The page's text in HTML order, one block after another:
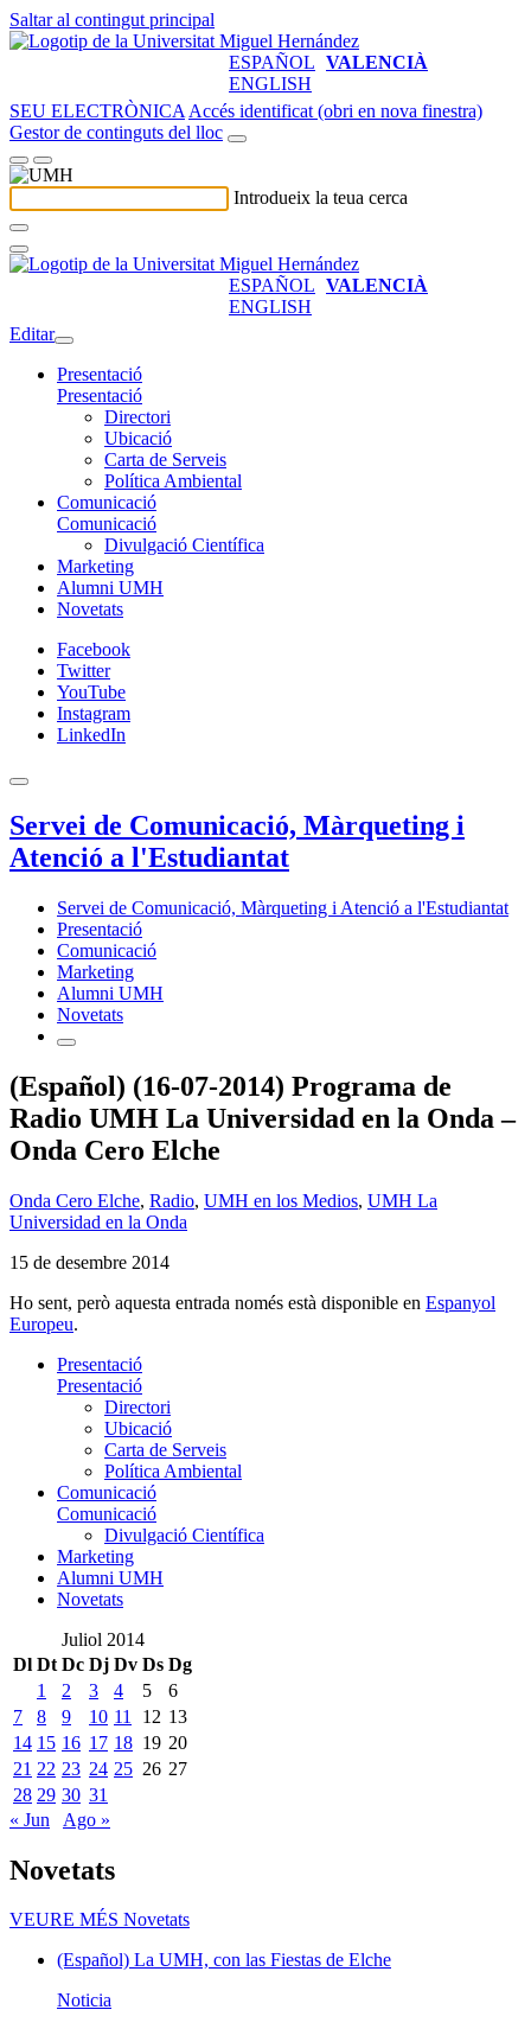
Saltar al contingut principal
ESPAÑOL VALENCIÀ
ENGLISH
SEU ELECTRÒNICA Accés identificat (obri en nova finestra)
Gestor de continguts del lloc
Introdueix la teua cerca
ESPAÑOL VALENCIÀ
ENGLISH
Editar
Presentació
Presentació
Directori
Ubicació
Carta de Serveis
Política Ambiental
Comunicació
Comunicació
Divulgació Científica
Marketing
Alumni UMH
Novetats
Facebook
Twitter
YouTube
Instagram
LinkedIn
Servei de Comunicació, Màrqueting i
Atenció a l'Estudiantat
Servei de Comunicació, Màrqueting i Atenció a l'Estudiantat
Presentació
Comunicació
Marketing
Alumni UMH
Novetats
(Español) (16-07-2014) Programa de
Radio UMH La Universidad en la Onda –
Onda Cero Elche
Onda Cero Elche, Radio, UMH en los Medios, UMH La
Universidad en la Onda
15 de desembre 2014
Ho sent, però aquesta entrada només està disponible en Espanyol
Europeu.
Presentació
Presentació
Directori
Ubicació
Carta de Serveis
Política Ambiental
Comunicació
Comunicació
Divulgació Científica
Marketing
Alumni UMH
Novetats
Juliol 2014
Dl Dt Dc Dj Dv Ds Dg
1
2 3 4 5
6
7
8 9 10 11 12 13
14 15 16 17 18 19 20
21 22 23 24 25 26 27
28 29 30 31
« Jun
Ago »
Novetats
VEURE MÉS Novetats
(Español) La UMH, con las Fiestas de Elche
Noticia